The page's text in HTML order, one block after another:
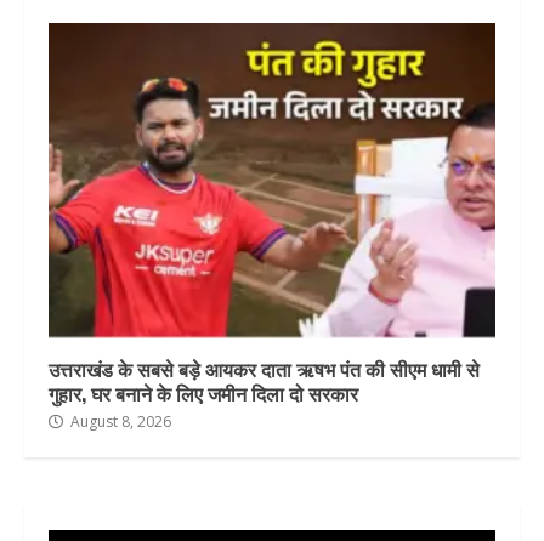
उत्तराखंड के सबसे बड़े आयकर दाता ऋषभ पंत की सीएम धामी से
गुहार, घर बनाने के लिए जमीन दिला दो सरकार
August 8, 2026